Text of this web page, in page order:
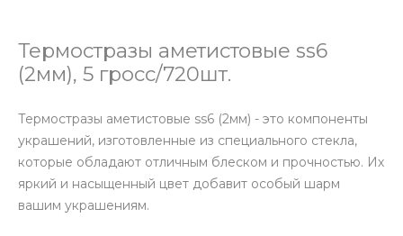
Термостразы аметистовые ss6
(2мм), 5 гросс/720шт.
Термостразы аметистовые ss6 (2мм) - это компоненты
украшений, изготовленные из специального стекла,
которые обладают отличным блеском и прочностью. Их
яркий и насыщенный цвет добавит особый шарм
вашим украшениям.